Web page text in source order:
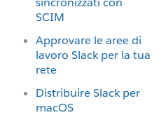
SCIM
Approvare le aree di
lavoro Slack per la tua
rete
Distribuire Slack per
macOS